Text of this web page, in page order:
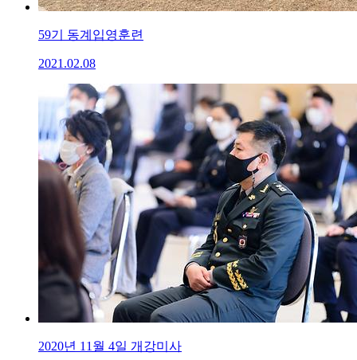
59기 동계입영훈련
2021.02.08
2020년 11월 4일 개강미사